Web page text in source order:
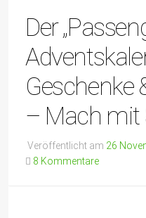
Der
Geschenke
– Mach mit
Veröffentlicht am 26
8 Kommentare